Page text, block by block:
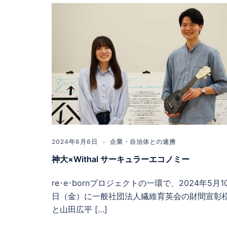
2024年6月6日 企業・自治体との連携
神大×Withal サーキュラーエコノミー
re･e･bornプロジェクトの一環で、2024年5月
日（金）に一般社団法人繊維育英会の財間宣彰
と山田広平 […]